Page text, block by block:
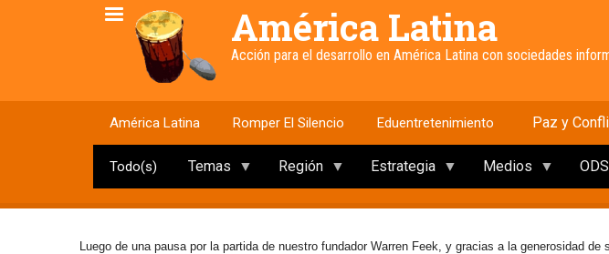
América Latina
Acción para el desarrollo en América Latina con sociedades
América Latina Romper El Silencio Eduentretenimiento Paz y
Todo(s) Temas Región Estrategia Medios ODS
Luego de una pausa por la partida de nuestro fundador Warren Feek, y gracias a la generosidad de